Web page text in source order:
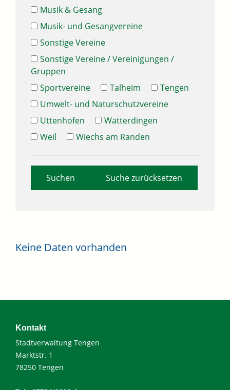
Musik & Gesang
Musik- und Gesangvereine
Sonstige Vereine
Sonstige Vereine / Vereinigungen /
Gruppen
Sportvereine
Talheim
Tengen
Umwelt- und Naturschutzvereine
Uttenhofen
Watterdingen
Weil
Wiechs am Randen
Suche zurücksetzen
Keine Daten vorhanden
Kontakt
Stadtverwaltung Tengen
Marktstr. 1
78250 Tengen